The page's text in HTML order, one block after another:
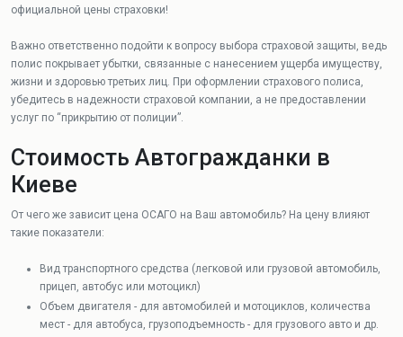
официальной цены страховки!
Важно ответственно подойти к вопросу выбора страховой защиты, ведь
полис покрывает убытки, связанные с нанесением ущерба имуществу,
жизни и здоровью третьих лиц. При оформлении страхового полиса,
убедитесь в надежности страховой компании, а не предоставлении
услуг по “прикрытию от полиции”.
Стоимость Автогражданки в
Киеве
От чего же зависит цена ОСАГО на Ваш автомобиль? На цену влияют
такие показатели:
Вид транспортного средства (легковой или грузовой автомобиль,
прицеп, автобус или мотоцикл)
Объем двигателя - для автомобилей и мотоциклов, количества
мест - для автобуса, грузоподъемность - для грузового авто и др.